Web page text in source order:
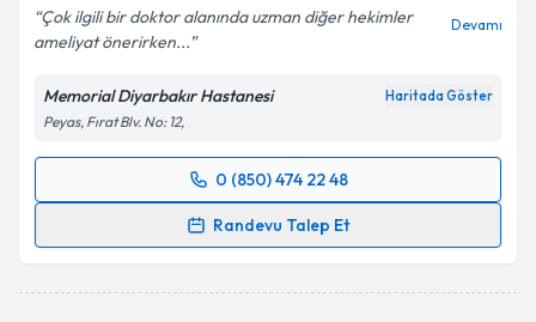
Çok ilgili bir doktor alanında uzman diğer hekimler
ameliyat önerirken...
Devamı
Memorial Diyarbakır Hastanesi Haritada Göster
Peyas, Fırat Blv. No: 12,
0 (850) 474 22 48
Randevu Talep Et
Randevu Takvimi Talebi
oluşturun. Size bu uzmandan randevu almanız için bir